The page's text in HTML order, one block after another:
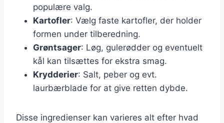
populære valg.
Kartofler: Vælg faste kartofler, der holder
formen under tilberedning.
Grøntsager: Løg, gulerødder og eventuelt
kål kan tilsættes for ekstra smag.
Krydderier: Salt, peber og evt.
laurbærblade for at give retten dybde.
Disse ingredienser kan varieres alt efter hvad